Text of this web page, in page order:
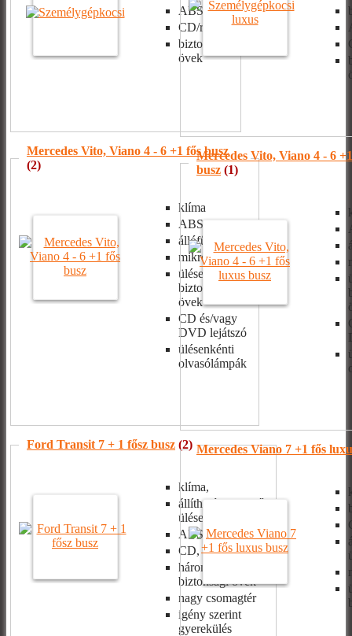
ABS
CD/rádió
biztonsági
övek
Mercedes Vito, Viano 4 - 6 +1 fős busz
(2)
klíma
ABS, ASR
állófűtés
mikrofon
ülésenkénti
biztonsági
övek
CD és/vagy
DVD lejátszó
ülésenkénti
olvasólámpák
Ford Transit 7 + 1 fősz busz (2)
klíma,
állítható/dönthető
ülések
ABS, mikrofon
CD, DVD
hárompontos
biztonsági övek
nagy csomagtér
igény szerint
gyerekülés
Mercedes Vito, Viano 4 - 6
busz (1)
Mercedes Viano 7 +1 fős